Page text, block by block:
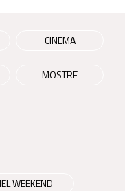
CINEMA
MOSTRE
WEEKEND